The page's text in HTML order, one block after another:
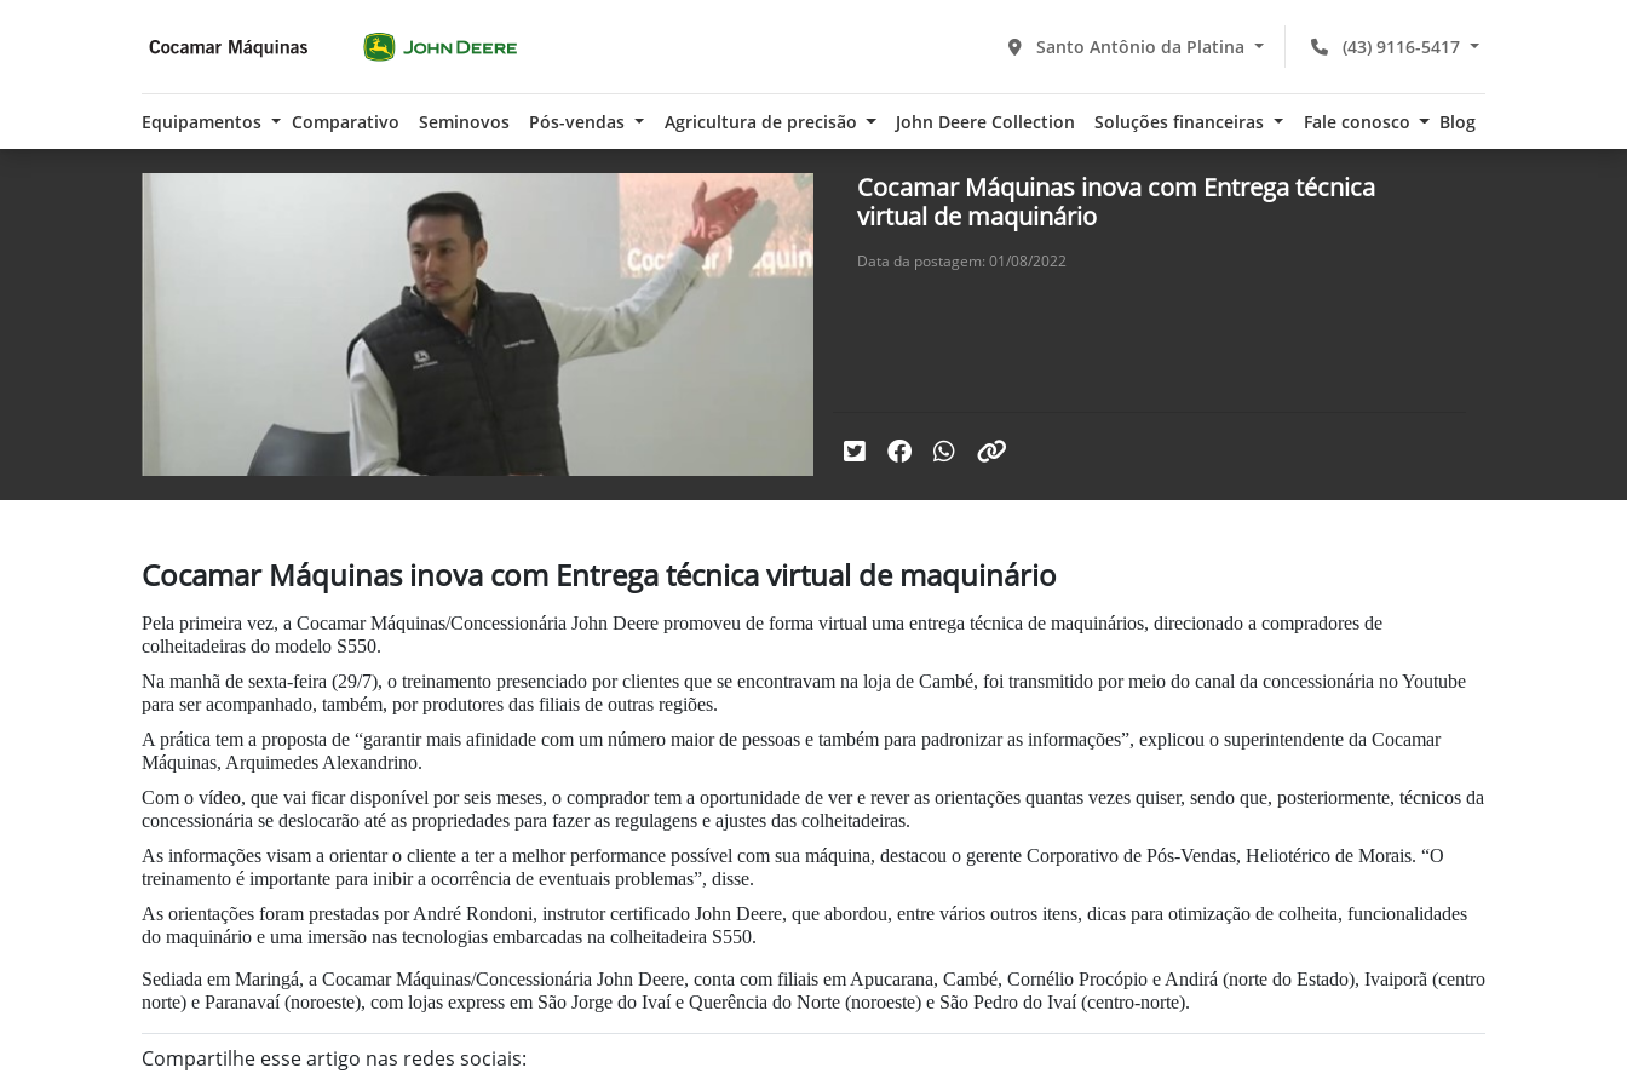
(43) 9116-5417
Santo Antônio da Platina
Equipamentos Comparativo Seminovos Pós-vendas Agricultura de precisão John Deere Collection Soluções financeiras Fale conosco Blog
Cocamar Máquinas inova com Entrega técnica
virtual de maquinário
Data da postagem: 01/08/2022
Cocamar Máquinas inova com Entrega técnica virtual de maquinário
Pela primeira vez, a Cocamar Máquinas/Concessionária John Deere promoveu de forma virtual uma entrega técnica de maquinários, direcionado a compradores de
colheitadeiras do modelo S550.
Na manhã de sexta-feira (29/7), o treinamento presenciado por clientes que se encontravam na loja de Cambé, foi transmitido por meio do canal da concessionária no Youtube
para ser acompanhado, também, por produtores das filiais de outras regiões.
A prática tem a proposta de “garantir mais afinidade com um número maior de pessoas e também para padronizar as informações”, explicou o superintendente da Cocamar
Máquinas, Arquimedes Alexandrino.
Com o vídeo, que vai ficar disponível por seis meses, o comprador tem a oportunidade de ver e rever as orientações quantas vezes quiser, sendo que, posteriormente, técnicos da
concessionária se deslocarão até as propriedades para fazer as regulagens e ajustes das colheitadeiras.
As informações visam a orientar o cliente a ter a melhor performance possível com sua máquina, destacou o gerente Corporativo de Pós-Vendas, Heliotérico de Morais. “O
treinamento é importante para inibir a ocorrência de eventuais problemas”, disse.
As orientações foram prestadas por André Rondoni, instrutor certificado John Deere, que abordou, entre vários outros itens, dicas para otimização de colheita, funcionalidades
do maquinário e uma imersão nas tecnologias embarcadas na colheitadeira S550.
Sediada em Maringá, a Cocamar Máquinas/Concessionária John Deere, conta com filiais em Apucarana, Cambé, Cornélio Procópio e Andirá (norte do Estado), Ivaiporã (centro
norte) e Paranavaí (noroeste), com lojas express em São Jorge do Ivaí e Querência do Norte (noroeste) e São Pedro do Ivaí (centro-norte).
Compartilhe esse artigo nas redes sociais: